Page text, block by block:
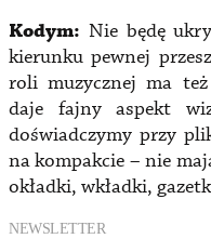
Kodym: Nie będę
kierunku pewnej
roli muzycznej ma
daje fajny aspekt
doświadczymy przy
na kompakcie – nie
okładki, wkładki,
NEWSLETTER